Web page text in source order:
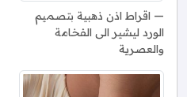
اقراط اذن ذهبية بتصميم
الورد ليشير الى الفخامة
والعصرية